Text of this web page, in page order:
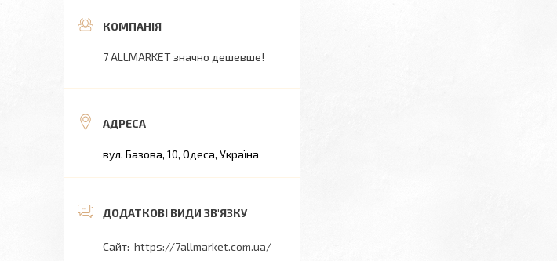
7 ALLMARKET значно дешевше!
вул. Базова, 10, Одеса, Україна
https://7allmarket.com.ua/